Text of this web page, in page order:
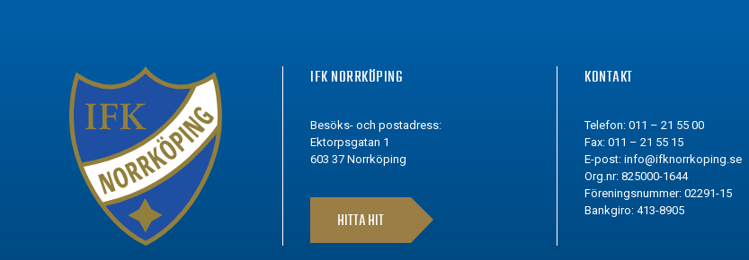
IFK NORRKÖPING
Besöks- och postadress:
Ektorpsgatan 1
603 37 Norrköping
HITTA HIT
KONTAKT
Telefon: 011 – 21 55 00
Fax: 011 – 21 55 15
E-post:info@ifknorrkoping.se
Org.nr: 825000-1644
Föreningsnummer: 02291-15
Bankgiro: 413-8905